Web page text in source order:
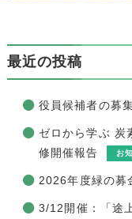
最近の投稿
役員候補者の募
ゼロから学ぶ 炭
修開催報告
お
2026年度緑の募
3/12開催：「途